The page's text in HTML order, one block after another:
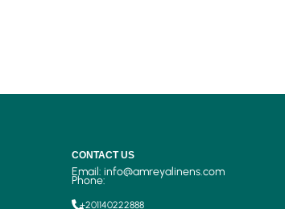
CONTACT US
Email: info@amreyalinens.com
Phone:
+201140222888